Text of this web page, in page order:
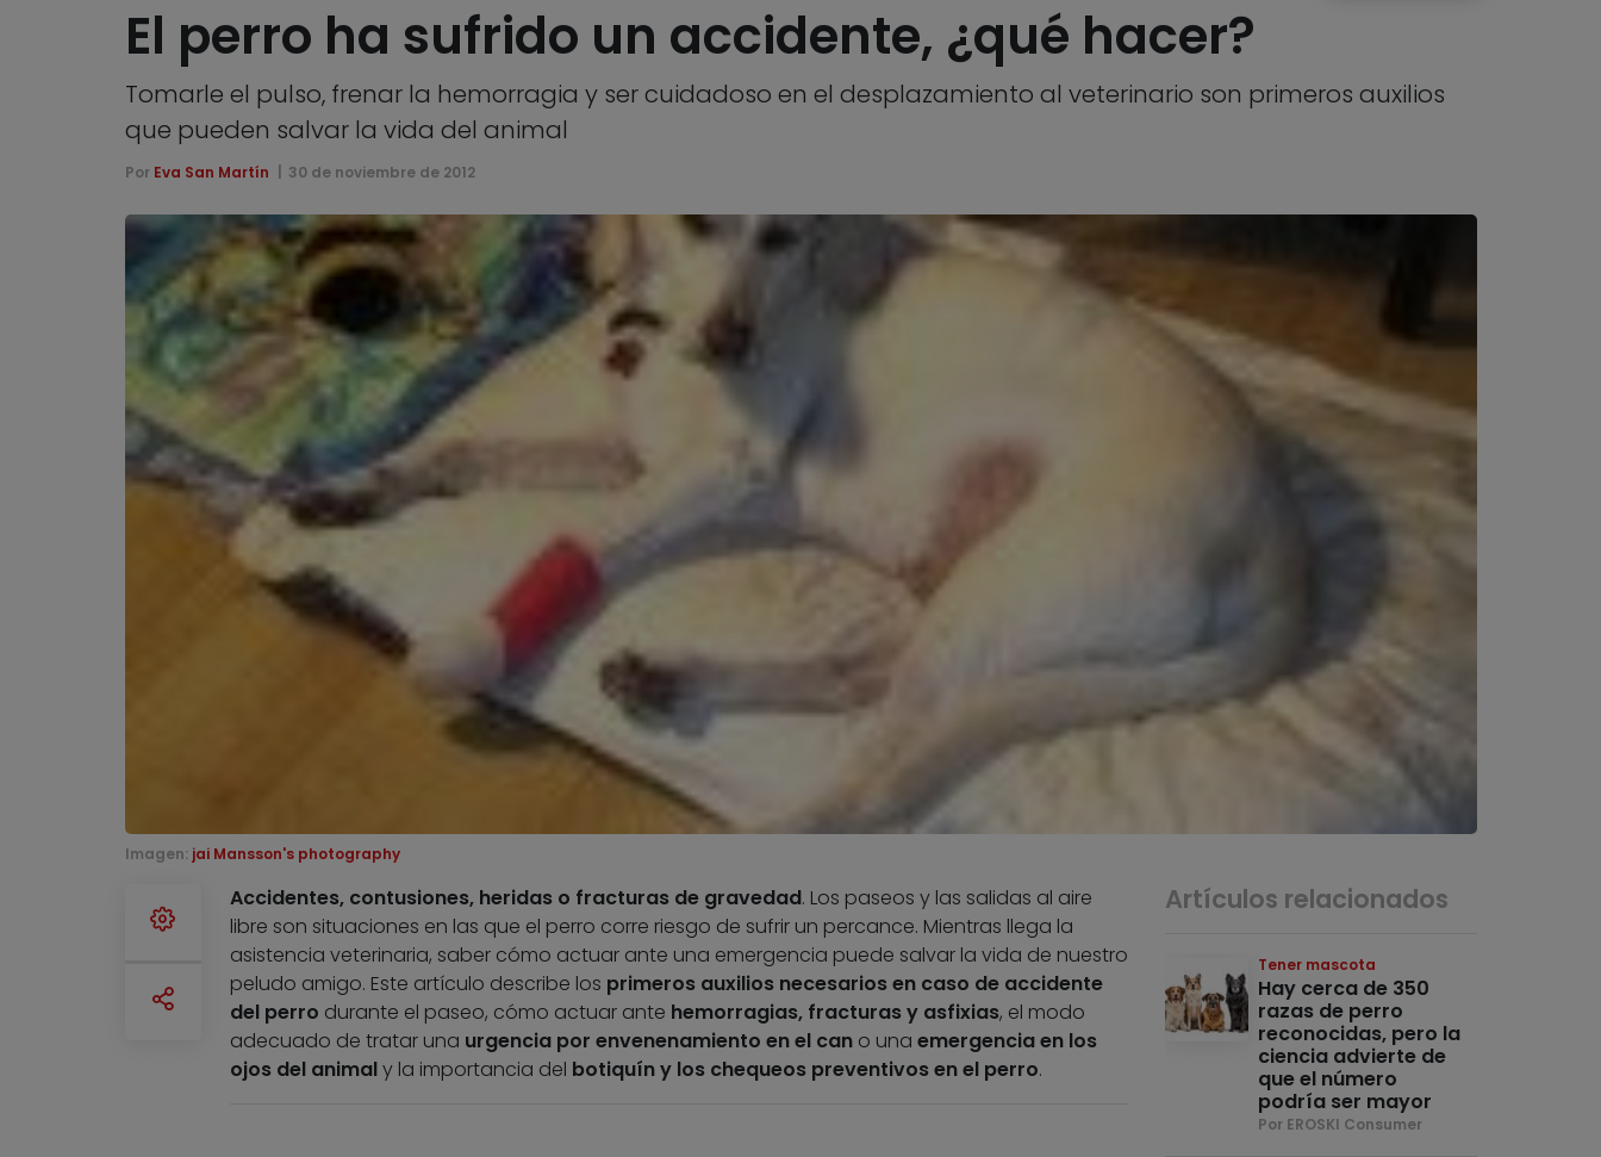
El perro ha sufrido un accidente, ¿qué hacer?
Tomarle el pulso, frenar la hemorragia y ser cuidadoso en el desplazamiento al veterinario son primeros auxilios
que pueden salvar la vida del animal
Por Eva San Martín 30 de noviembre de 2012
Imagen: jai Mansson's photography
Accidentes, contusiones, heridas o fracturas de gravedad. Los paseos y las salidas al aire
libre son situaciones en las que el perro corre riesgo de sufrir un percance. Mientras llega la
asistencia veterinaria, saber cómo actuar ante una emergencia puede salvar la vida de nuestro
peludo amigo. Este artículo describe los primeros auxilios necesarios en caso de accidente
del perro durante el paseo, cómo actuar ante hemorragias, fracturas y asfixias, el modo
adecuado de tratar una urgencia por envenenamiento en el cano una emergencia en los
ojos del animaly la importancia del botiquín y los chequeos preventivos en el perro.
Artículos relacionados
Tener mascota
Hay cerca de 350
razas de perro
reconocidas, pero la
ciencia advierte de
que el número
podría ser mayor
Por EROSKI Consumer